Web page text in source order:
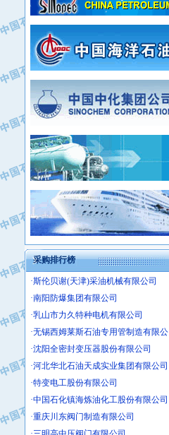
·常州市中兴石油化工助剂有限公司
·姜堰市三联助剂有限公司
·四川中光高技术研究所有限责任公司
·江苏天安防雷工程有限责任公司
·山东东营胜利工业园区
·自贡五洲防腐安装有限公司
采购排行榜
·新疆新冠控制系统工程有限公司
·新疆安维消防设施器材有限公司
·华北石油津工机械制造有限公司
·中国石化茂名石化分公司
·上海赛科石油化工有限责任公司
·河北卓唯钢管制造有限公司
·上海高桥石化
·中国石化扬子石油化工股份有限公司
·中国石化上海石油化工股份有限公司
·中国石油长庆油田分公司
·中国石油宁夏石化分公司
·山东墨龙石油机械股份有限公司
·大庆油田物资集团
·斯伦贝谢(天津)采油机械有限公司
·南阳防爆集团有限公司
·乳山市力久特种电机有限公司
·无锡西姆莱斯石油专用管制造有限公
·沈阳全密封变压器股份有限公司
·河北华北石油天成实业集团有限公司
·特变电工股份有限公司
·中国石化镇海炼油化工股份有限公司
·重庆川东阀门制造有限公司
·三明高中压阀门有限公司